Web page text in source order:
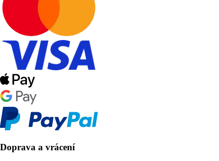
Doprava a vrácení